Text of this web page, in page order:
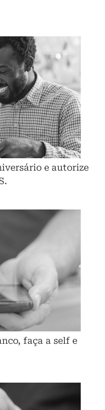
e autorize
faça a self e